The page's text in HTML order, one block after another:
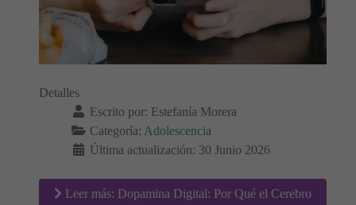
Detalles
Escrito por: Estefanía Morera
Categoría: Adolescencia
Última actualización: 30 Junio 2026
Leer más: Dopamina Digital: Por Qué el Cerebro